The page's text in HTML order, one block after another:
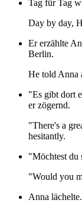
Tag für Tag
Day by day,
Er erzählte
Berlin.
He told Anna
"Es gibt dort
er zögernd.
"There's a
hesitantly.
"Möchtest du
"Would you
Anna lächelte.